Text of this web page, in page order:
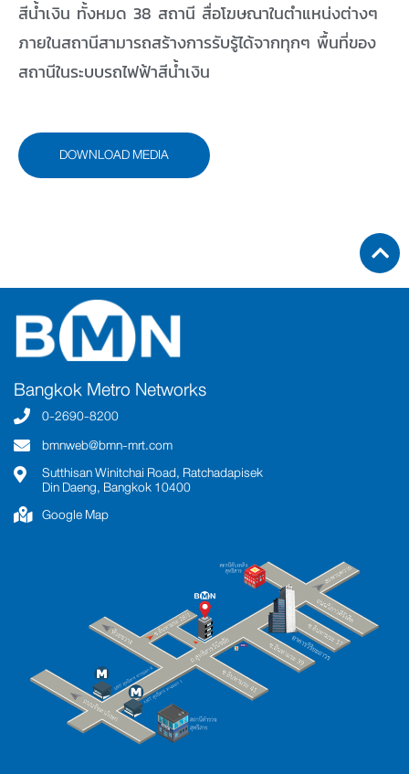
สีน้ำเงิน ทั้งหมด 38 สถานี สื่อโฆษณาในตำแหน่งต่างๆ
ภายในสถานีสามารถสร้างการรับรู้ได้จากทุกๆ พื้นที่ของ
สถานีในระบบรถไฟฟ้าสีน้ำเงิน
DOWNLOAD MEDIA
Bangkok Metro Networks
0-2690-8200
bmnweb@bmn-mrt.com
Sutthisan Winitchai Road, Ratchadapisek
Din Daeng, Bangkok 10400
Google Map